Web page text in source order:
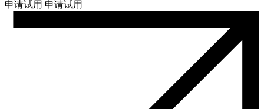
申请试用 申请试用